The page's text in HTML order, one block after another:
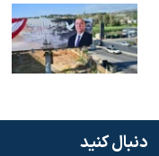
دنبال کنید